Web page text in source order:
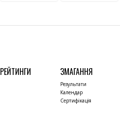
РЕЙТИНГИ ЗМАГАННЯ
Результати
Календар
Сертифікація